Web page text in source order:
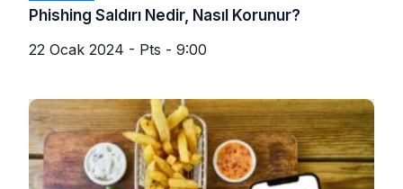
Phishing Saldırı Nedir, Nasıl Korunur?
22 Ocak 2024 - Pts - 9:00